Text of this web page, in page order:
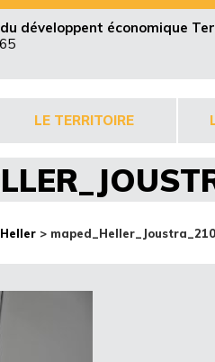
développent économique
LE TERRITOIRE
>